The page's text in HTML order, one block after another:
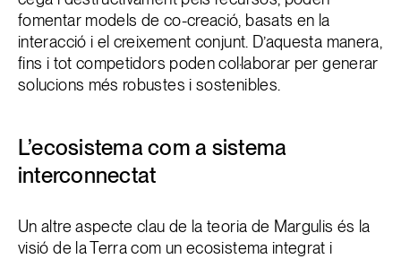
fomentar models de co-creació, basats en la
interacció i el creixement conjunt. D’aquesta manera,
fins i tot competidors poden col·laborar per generar
solucions més robustes i sostenibles.
L’ecosistema com a sistema
interconnectat
Un altre aspecte clau de la teoria de Margulis és la
visió de la Terra com un ecosistema integrat i